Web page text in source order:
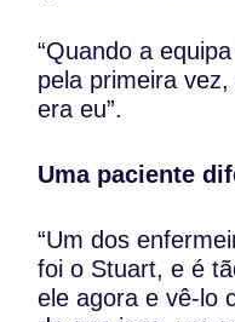
“Quando a
pela primeira
era eu”.
Uma paciente
“Um dos
foi o Stuart, e é
ele agora e vê-lo